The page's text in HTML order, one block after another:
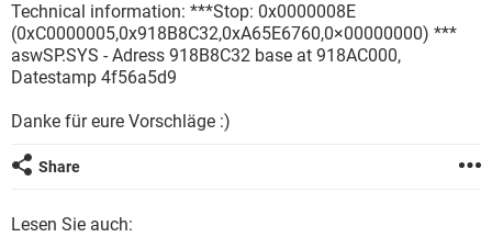
FACEBOOK HARDWARE
Technical information: ***Stop: 0x0000008E
(0xC0000005,0x918B8C32,0xA65E6760,0×00000000) ***
aswSP.SYS - Adress 918B8C32 base at 918AC000,
Datestamp 4f56a5d9
Danke für eure Vorschläge :)
Share
Lesen Sie auch: